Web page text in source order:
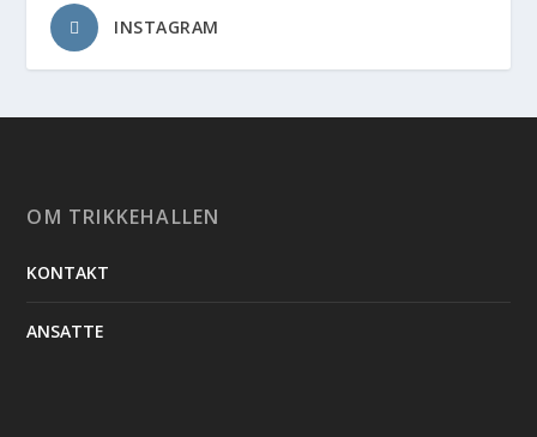
INSTAGRAM
OM TRIKKEHALLEN
KONTAKT
ANSATTE